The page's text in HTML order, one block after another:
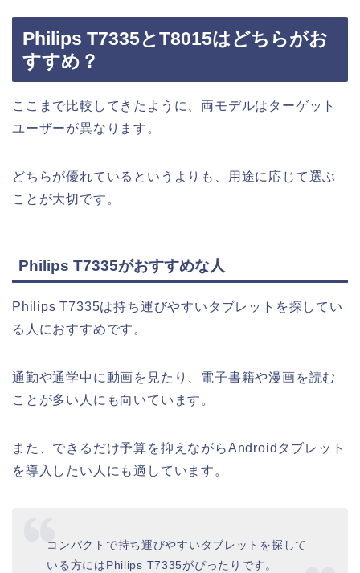
Philips T7335とT8015はどちらがお
すすめ？
ここまで比較してきたように、両モデルはターゲット
ユーザーが異なります。
どちらが優れているというよりも、用途に応じて選ぶ
ことが大切です。
Philips T7335がおすすめな人
Philips T7335は持ち運びやすいタブレットを探してい
る人におすすめです。
通勤や通学中に動画を見たり、電子書籍や漫画を読む
ことが多い人にも向いています。
また、できるだけ予算を抑えながらAndroidタブレット
を導入したい人にも適しています。
コンパクトで持ち運びやすいタブレットを探して
いる方にはPhilips T7335がぴったりです。